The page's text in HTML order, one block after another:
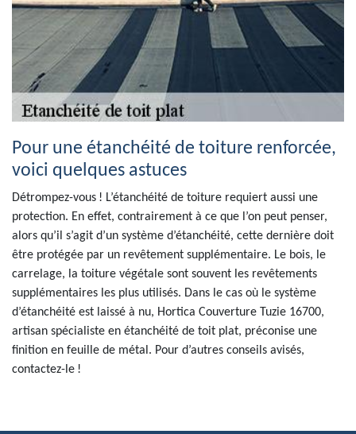
Pour une étanchéité de toiture renforcée,
voici quelques astuces
Détrompez-vous ! L’étanchéité de toiture requiert aussi une
protection. En effet, contrairement à ce que l’on peut penser,
alors qu’il s’agit d’un système d’étanchéité, cette dernière doit
être protégée par un revêtement supplémentaire. Le bois, le
carrelage, la toiture végétale sont souvent les revêtements
supplémentaires les plus utilisés. Dans le cas où le système
d’étanchéité est laissé à nu, Hortica Couverture Tuzie 16700,
artisan spécialiste en étanchéité de toit plat, préconise une
finition en feuille de métal. Pour d’autres conseils avisés,
contactez-le !